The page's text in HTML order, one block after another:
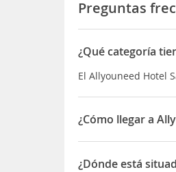
Preguntas
¿Qué categoría
El Allyouneed Hotel
¿Cómo llegar a
Tiene una ubicación
las atracciones.
¿Dónde está